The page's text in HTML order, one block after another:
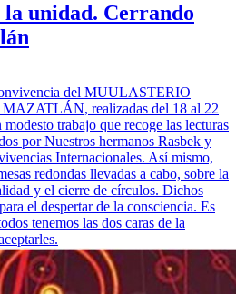
unidad. Cerrando
del MUULASTERIO
realizadas del 18 al 22
trabajo que recoge las lecturas
por Nuestros hermanos Rasbek y
Internacionales. Así mismo,
redondas llevadas a cabo, sobre la
y el cierre de círculos. Dichos
el despertar de la consciencia. Es
tenemos las dos caras de la